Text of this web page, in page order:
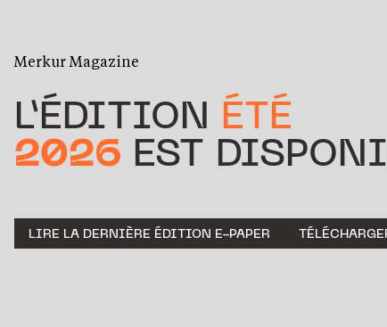
Merkur Magazine
L’ÉDITION ÉTÉ
2026 EST
LIRE LA DERNIÈRE ÉDITION E-PAPER